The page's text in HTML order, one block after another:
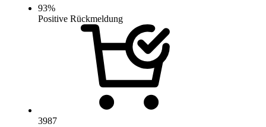
93%
Positive Rückmeldung
3987